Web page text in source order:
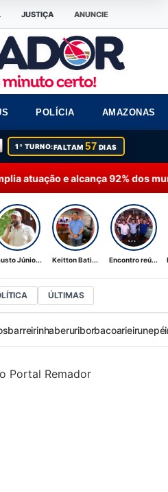
JUSTIÇA ANUNCIE
POLÍCIA AMAZONAS
1º TURNO:FALTAM57 DIAS
92% dos municípios do
Júnio... Keitton Bati... Encontro reú...
ÚLTIMAS
barreirinhaberuriborbacoarieirunepé